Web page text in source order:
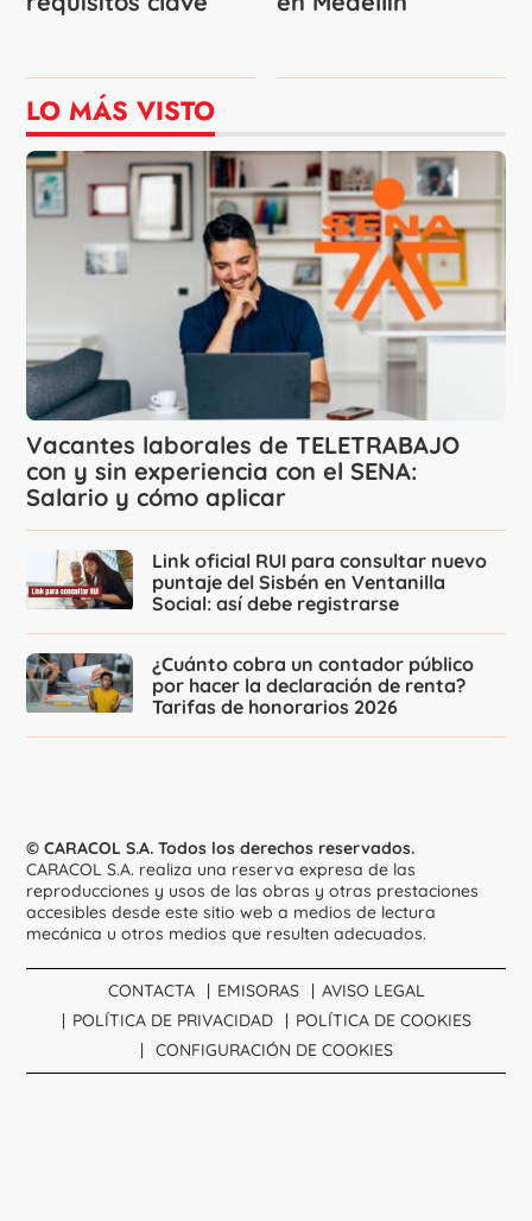
LO MÁS VISTO
Vacantes laborales de TELETRABAJO
con y sin experiencia con el SENA:
Salario y cómo aplicar
Link oficial RUI para consultar nuevo
puntaje del Sisbén en Ventanilla
Social: así debe registrarse
¿Cuánto cobra un contador público
por hacer la declaración de renta?
Tarifas de honorarios 2026
© CARACOL S.A. Todos los derechos reservados.
CARACOL S.A. realiza una reserva expresa de las
reproducciones y usos de las obras y otras prestaciones
accesibles desde este sitio web a medios de lectura
mecánica u otros medios que resulten adecuados.
CONTACTA EMISORAS
AVISO LEGAL
POLÍTICA DE PRIVACIDAD
POLÍTICA DE COOKIES
CONFIGURACIÓN DE COOKIES